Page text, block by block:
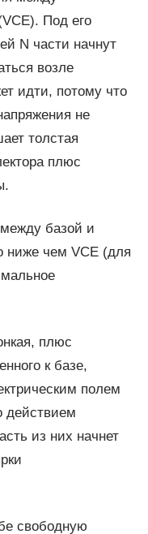
Под его
N части начнут
возле
идти, потому что
не
толстая
плюс
базой и
ниже чем VCE (для
плюс
к базе,
полем
действием
из них начнет
свободную